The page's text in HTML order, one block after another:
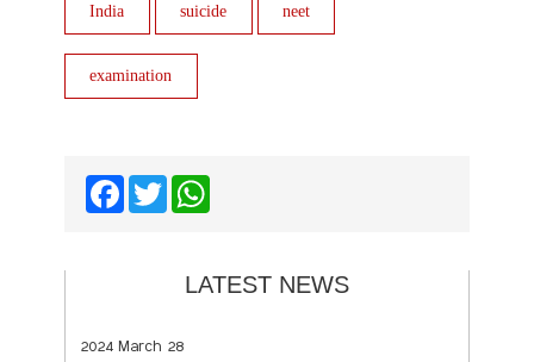
India suicide neet
examination
FacebookTwitter
LATEST NEWS
2024 March 28